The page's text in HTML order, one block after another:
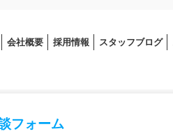
会社概要 採⽤情報 スタッフブログ
フォーム